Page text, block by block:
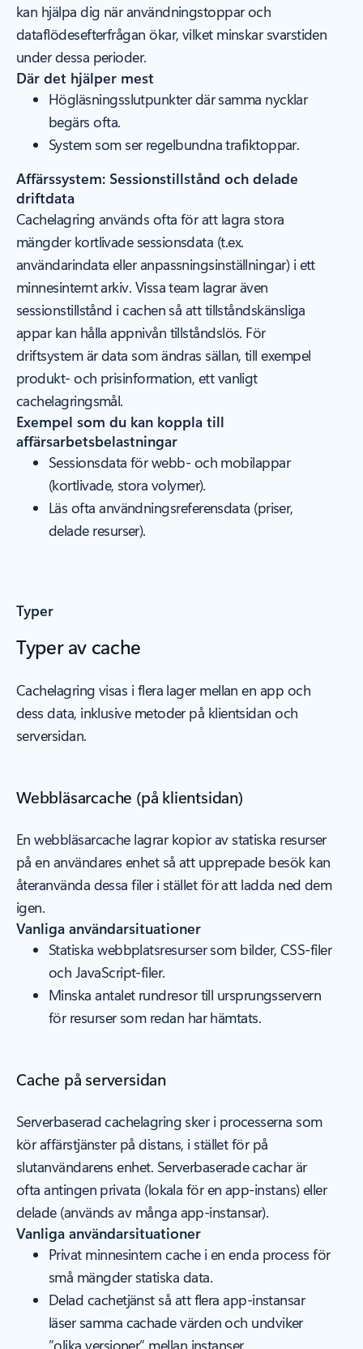
kan hjälpa dig när användningstoppar och
dataflödesefterfrågan ökar, vilket minskar svarstiden
under dessa perioder.
Där det hjälper mest
Högläsningsslutpunkter där samma nycklar
begärs ofta.
System som ser regelbundna trafiktoppar.
Affärssystem: Sessionstillstånd och delade
driftdata
Cachelagring används ofta för att lagra stora
mängder kortlivade sessionsdata (t.ex.
användarindata eller anpassningsinställningar) i ett
minnesinternt arkiv. Vissa team lagrar även
sessionstillstånd i cachen så att tillståndskänsliga
appar kan hålla appnivån tillståndslös. För
driftsystem är data som ändras sällan, till exempel
produkt- och prisinformation, ett vanligt
cachelagringsmål.
Exempel som du kan koppla till
affärsarbetsbelastningar
Sessionsdata för webb- och mobilappar
(kortlivade, stora volymer).
Läs ofta användningsreferensdata (priser,
delade resurser).
Typer
Typer av cache
Cachelagring visas i flera lager mellan en app och
dess data, inklusive metoder på klientsidan och
serversidan.
Webbläsarcache (på klientsidan)
En webbläsarcache lagrar kopior av statiska resurser
på en användares enhet så att upprepade besök kan
återanvända dessa filer i stället för att ladda ned dem
igen.
Vanliga användarsituationer
Statiska webbplatsresurser som bilder, CSS-filer
och JavaScript-filer.
Minska antalet rundresor till ursprungsservern
för resurser som redan har hämtats.
Cache på serversidan
Serverbaserad cachelagring sker i processerna som
kör affärstjänster på distans, i stället för på
slutanvändarens enhet. Serverbaserade cachar är
ofta antingen privata (lokala för en app-instans) eller
delade (används av många app-instansar).
Vanliga användarsituationer
Privat minnesintern cache i en enda process för
små mängder statiska data.
Delad cachetjänst så att flera app-instansar
läser samma cachade värden och undviker